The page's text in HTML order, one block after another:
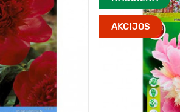
AKCIJOS